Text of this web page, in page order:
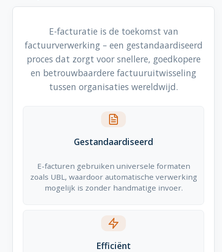
E-facturatie is de toekomst van
factuurverwerking – een gestandaardiseerd
proces dat zorgt voor snellere, goedkopere
en betrouwbaardere factuuruitwisseling
tussen organisaties wereldwijd.
Gestandaardiseerd
E-facturen gebruiken universele formaten
zoals UBL, waardoor automatische verwerking
mogelijk is zonder handmatige invoer.
Efficiënt